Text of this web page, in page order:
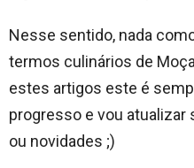
Nesse sentido, nada
termos culinários de
estes artigos este é
progresso e vou
ou novidades ;)